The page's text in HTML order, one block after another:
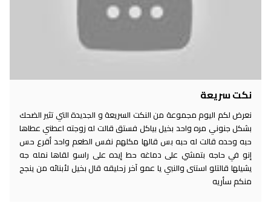
نكت سريعة
نعرض لكم اليوم مجموعة من النكت السريعة و الجديدة التي تثير الضحك
بشكل جنوني مره واحد بخيل بياكل فستق قالت له زوجته اعطني عطاها
حبه وحده قالت له حبه بس قالها مكلهم نفس الطعم واحد أقرع حس
إنو في حاجه بتمشي على دماغه حط إيده على راسو لقاها نمله جه
يشيلها قالتلو استنى والنبي يا عمو آخر زحليقه قال بخيل لأبنائه من ينجح
منكم سأريه